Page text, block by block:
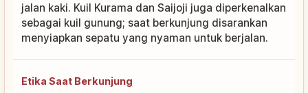
jalan kaki. Kuil Kurama dan Saijoji juga diperkenalkan
sebagai kuil gunung; saat berkunjung disarankan
menyiapkan sepatu yang nyaman untuk berjalan.
Etika Saat Berkunjung